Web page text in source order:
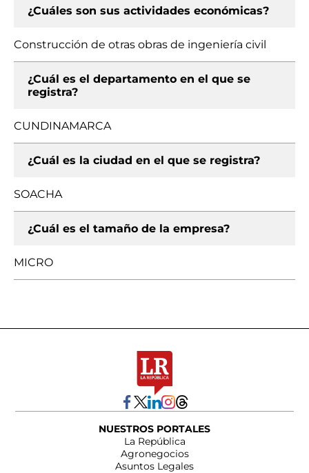
¿Cuáles son sus actividades económicas?
Construcción de otras obras de ingeniería civil
¿Cuál es el departamento en el que se
registra?
CUNDINAMARCA
¿Cuál es la ciudad en el que se registra?
SOACHA
¿Cuál es el tamaño de la empresa?
MICRO
NUESTROS PORTALES
La República
Agronegocios
Asuntos Legales